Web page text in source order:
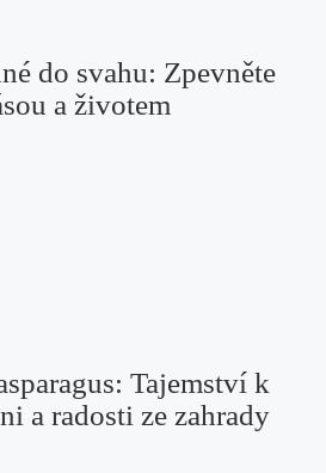
do svahu: Zpevněte
a životem
Tajemství k
a radosti ze zahrady